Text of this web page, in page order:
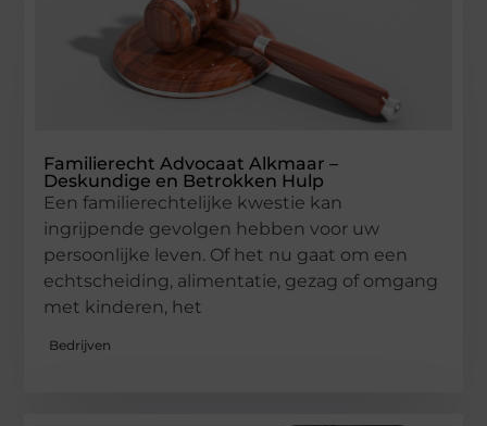
Familierecht Advocaat Alkmaar –
Deskundige en Betrokken Hulp
Een familierechtelijke kwestie kan
ingrijpende gevolgen hebben voor uw
persoonlijke leven. Of het nu gaat om een
echtscheiding, alimentatie, gezag of omgang
met kinderen, het
Bedrijven